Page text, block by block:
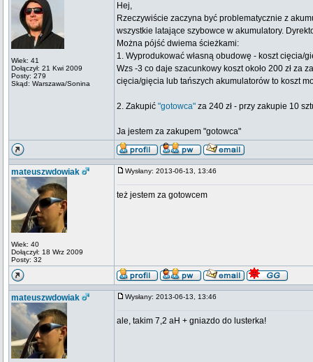
Wiek: 41
Dołączył: 21 Kwi 2009
Posty: 279
Skąd: Warszawa/Sonina
Hej,
Rzeczywiście zaczyna być problematycznie z
wszystkie latające szybowce w akumulatory.
Można pójść dwiema ścieżkami:
1. Wyprodukować własną obudowę - koszt cięcia/
Wzs -3 co daje szacunkowy koszt około 200 zł za
cięcia/gięcia lub tańszych akumulatorów to koszt
2. Zakupić "gotowca" za 240 zł - przy zakupie 10
Ja jestem za zakupem "gotowca"
mateuszwdowiak
Wiek: 40
Dołączył: 18 Wrz 2009
Posty: 32
Wysłany: 2013-06-13, 13:46
też jestem za gotowcem
mateuszwdowiak Wysłany: 2013-06-13, 13:46
ale, takim 7,2 aH + gniazdo do lusterka!